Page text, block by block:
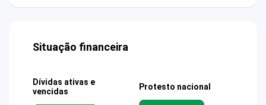
Situação financeira
Dívidas ativas e
vencidas
Protesto nacional